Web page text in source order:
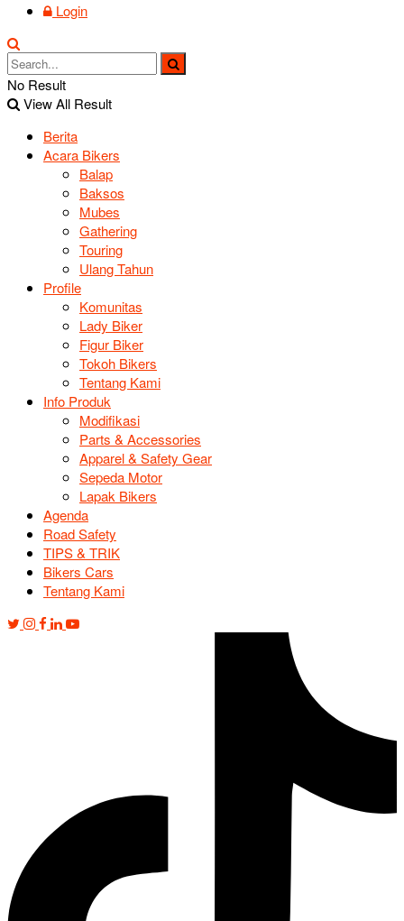
Login
No Result
View All Result
Berita
Acara Bikers
Balap
Baksos
Mubes
Gathering
Touring
Ulang Tahun
Profile
Komunitas
Lady Biker
Figur Biker
Tokoh Bikers
Tentang Kami
Info Produk
Modifikasi
Parts & Accessories
Apparel & Safety Gear
Sepeda Motor
Lapak Bikers
Agenda
Road Safety
TIPS & TRIK
Bikers Cars
Tentang Kami